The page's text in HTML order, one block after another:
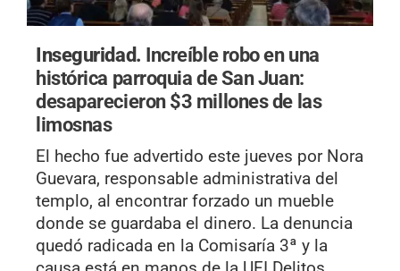
Inseguridad. Increíble robo en una
histórica parroquia de San Juan:
desaparecieron $3 millones de las
limosnas
El hecho fue advertido este jueves por Nora
Guevara, responsable administrativa del
templo, al encontrar forzado un mueble
donde se guardaba el dinero. La denuncia
quedó radicada en la Comisaría 3ª y la